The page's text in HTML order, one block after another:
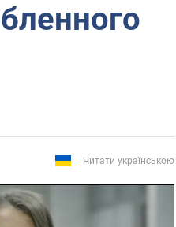
Читати українською